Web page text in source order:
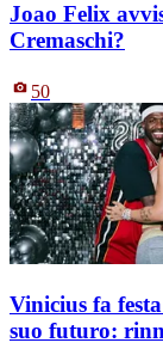
Joao Felix
Cremaschi?
50
Vinicius fa
suo futuro: